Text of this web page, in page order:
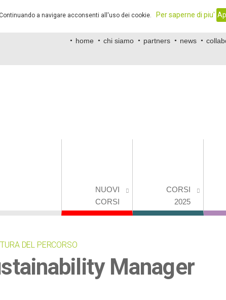
a navigare acconsenti all'uso dei cookie. Per saperne di piu'
home chi siamo partners news
NUOVI
CORSI
CORSI
2025
DEL PERCORSO
Manager